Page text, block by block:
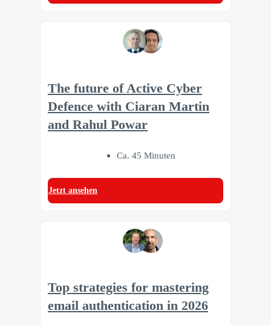
The future of Active Cyber
Defence with Ciaran Martin
and Rahul Powar
Ca. 45 Minuten
Jetzt ansehen
Top strategies for mastering
email authentication in 2026